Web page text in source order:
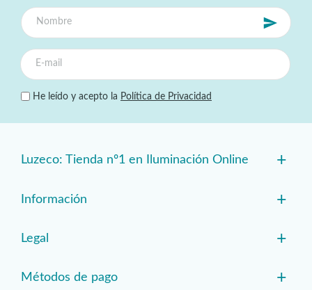
He leído y acepto la Política de Privacidad
Luzeco: Tienda nº1 en Iluminación Online +
Información +
Legal +
Métodos de pago +